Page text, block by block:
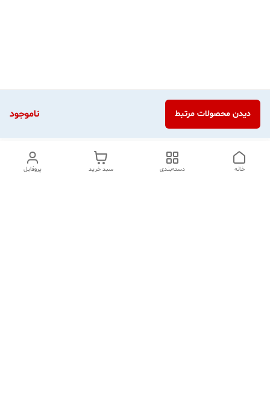
ناموجود دیدن محصولات مرتبط
پروفایل سبد خرید دسته‌بندی خانه